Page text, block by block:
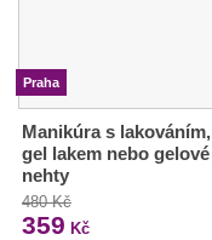
Praha
Manikúra s lakováním,
gel lakem nebo gelové
nehty
480 Kč
359 Kč